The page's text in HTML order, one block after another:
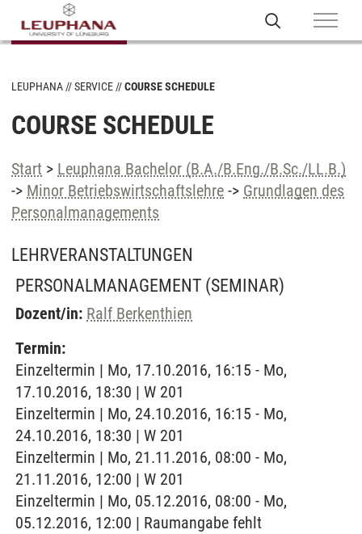
LEUPHANA SERVICE COURSE SCHEDULE
COURSE SCHEDULE
Start > Leuphana Bachelor (B.A./B.Eng./B.Sc./LL.B.)
-> Minor Betriebswirtschaftslehre -> Grundlagen des
Personalmanagements
LEHRVERANSTALTUNGEN
PERSONALMANAGEMENT (SEMINAR)
Dozent/in: Ralf Berkenthien
Termin:
Einzeltermin | Mo, 17.10.2016, 16:15 - Mo,
17.10.2016, 18:30 | W 201
Einzeltermin | Mo, 24.10.2016, 16:15 - Mo,
24.10.2016, 18:30 | W 201
Einzeltermin | Mo, 21.11.2016, 08:00 - Mo,
21.11.2016, 12:00 | W 201
Einzeltermin | Mo, 05.12.2016, 08:00 - Mo,
05.12.2016, 12:00 | Raumangabe fehlt